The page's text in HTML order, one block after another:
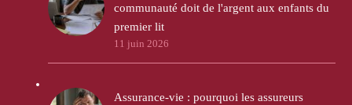
communauté doit de l'argent aux enfants du
premier lit
11 juin 2026
Assurance-vie : pourquoi les assureurs